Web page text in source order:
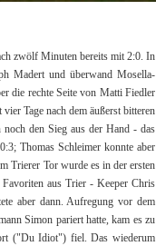
zwölf Minuten bereits mit 2:0. In
Madert und überwand Mosella-
die rechte Seite von Matti Fiedler
Tage nach dem äußerst bitteren
den Sieg aus der Hand - das
Thomas Schleimer konnte aber
Trierer Tor wurde es in der ersten
aus Trier - Keeper Chris
aber dann. Aufregung vor dem
Simon pariert hatte, kam es zu
("Du Idiot") fiel. Das wiederum